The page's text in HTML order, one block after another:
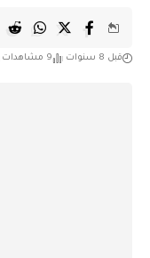
قبل 8 سنوات 9 مشاهدات